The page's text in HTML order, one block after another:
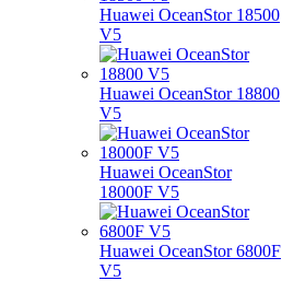
Huawei OceanStor 18500
V5
Huawei OceanStor 18800
V5
Huawei OceanStor
18000F V5
Huawei OceanStor 6800F
V5